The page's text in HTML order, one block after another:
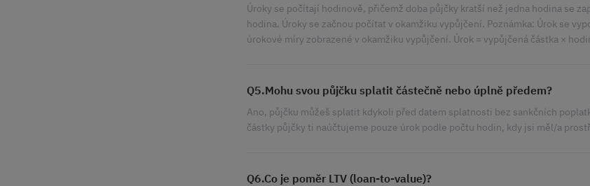
Úroky se počítají hodinově, přičemž doba půjčky kratší než jedna hodina se
hodina. Úroky se začnou počítat v okamžiku vypůjčení. Poznámka: Úrok se
úrokové míry zobrazené v okamžiku vypůjčení. Úrok = vypůjčená částka ×
Q5.Mohu svou půjčku splatit částečně nebo úplně předem?
Ano, půjčku můžeš splatit kdykoli před datem splatnosti bez sankčních
částky půjčky ti naúčtujeme pouze úrok podle počtu hodin, kdy jsi měl/a
Q6.Co je poměr LTV (loan-to-value)?